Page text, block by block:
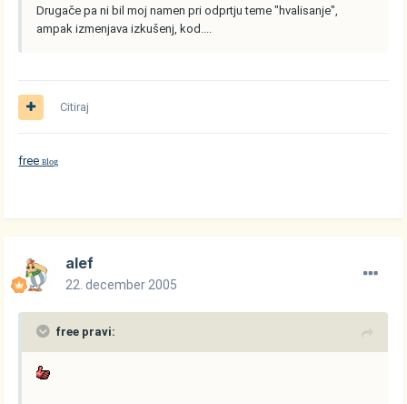
Drugače pa ni bil moj namen pri odprtju teme "hvalisanje",
ampak izmenjava izkušenj, kod....
Citiraj
freeBlog
alef
22. december 2005
free pravi: